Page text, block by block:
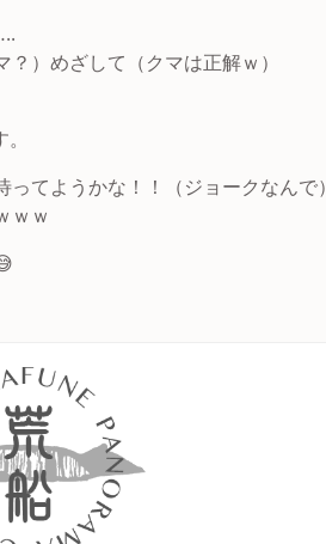
）めざして（クマは正解ｗ）
てようかな！！（ジョークなんで）
ｗｗ